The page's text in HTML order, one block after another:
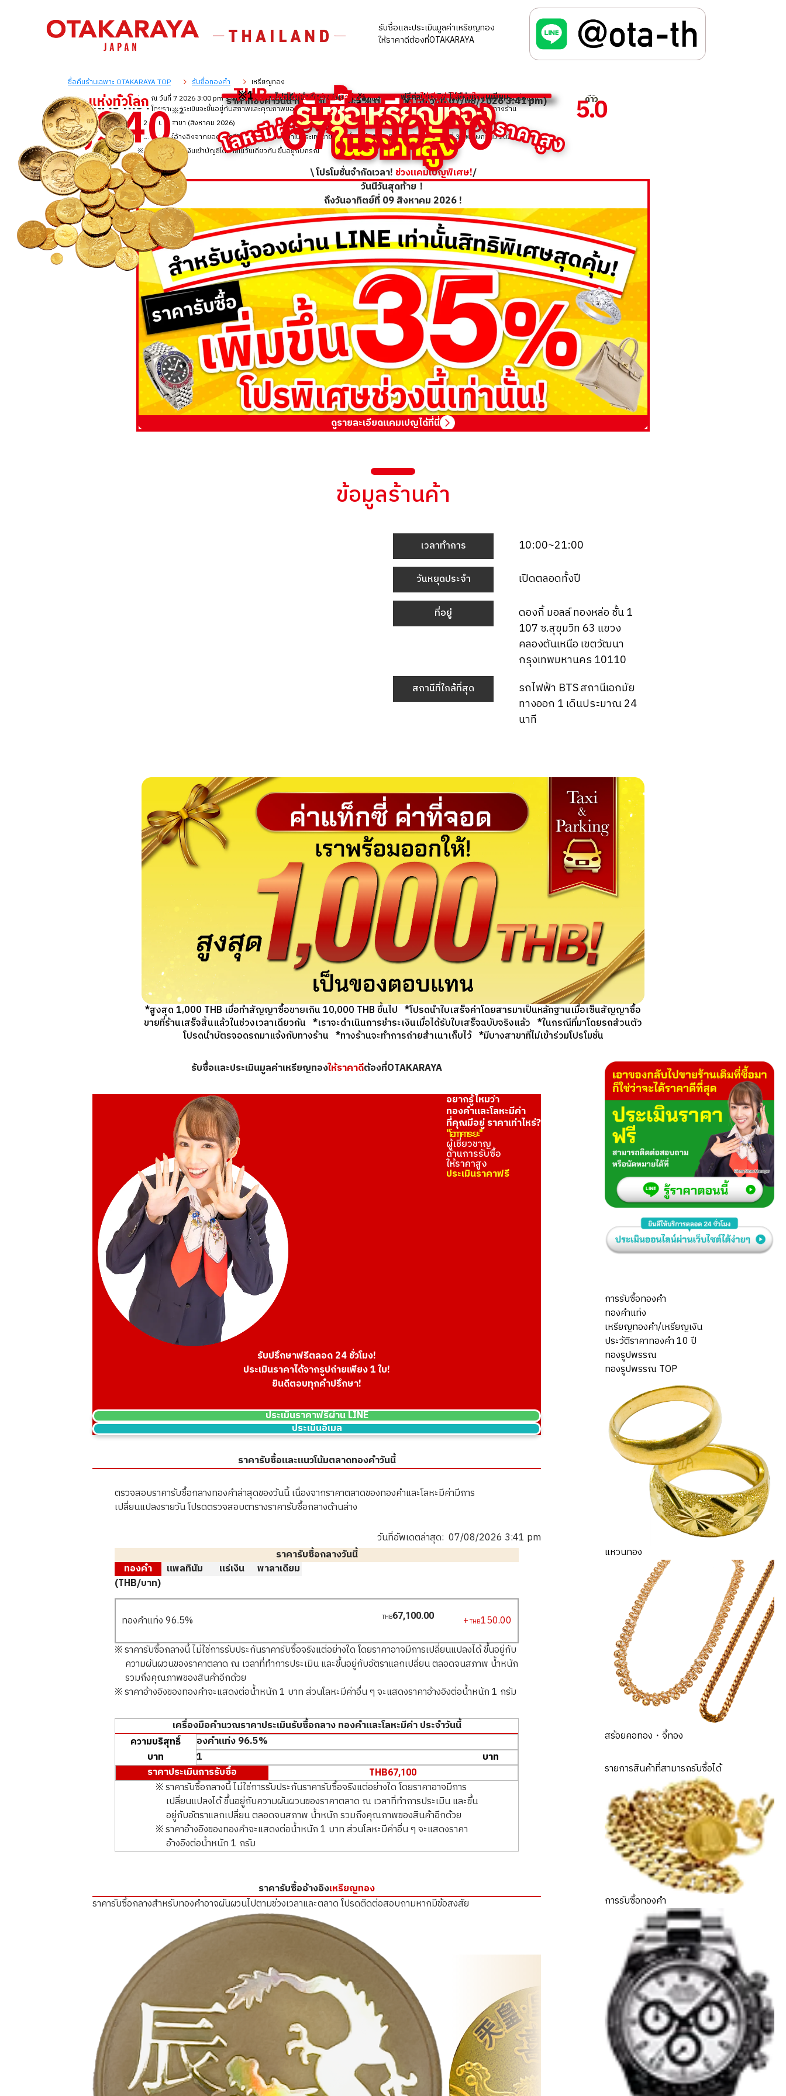
รับซื้อและประเมินมูลค่าเหรียญทอง
ให้ราคาดีต้องที่OTAKARAYA
ซื้อคืนร้านเฉพาะ OTAKARAYA TOP รับซื้อทองคำ เหรียญทอง
โลหะมีค่าจากร้านอื่น เราก็รับซื้อราคาสูง
รับซื้อเหรยญทอง
ในราคาสง
รับซื้อเหรยญทอง
ในราคาสง
ราคาทองคำวันนี้ ทองคำแท่ง 96.5% ต่อ 1 บาท(ณ วันที่ 07/08/2026 3:41 pm)
67,100.00
67,100.00
THB
※1
เทียบกับเมื่อวาน+THB150.00
มสาขากวา
มสาขากวา
1,940 ※2
※2
แหงทวโลก
แหงทวโลก รวว
รวว
ดาว
ดาว
5.0
ไม่มีขีดจำกัดวงเงิน
รับเงินสดได้ทันทีในวันเดียวกัน※4 ฟรีค่าประเมิน ไม่มีค่าธรรมเนียม
ไม่เสียค่าใช้จ่ายใดๆ
※1: ณ วันที่ 7 2026 3:00 pm ราคารับซื้อกลางนี้อ้างอิงข้อมูลจากสำนักงานใหญ่ในประเทศญี่ปุ่น ซึ่งอาจมีความแตกต่างจากราคารับซื้อจริง
โดยราคาประเมินจะขึ้นอยู่กับสภาพและคุณภาพของสินค้าเป็นสำคัญ สามารถสอบถามรายละเอียดเพิ่มเติมได้ที่ LINE ของทางร้าน
※2: จำนวนสาขา (สิงหาคม 2026)
※3: ผลลัพธ์อ้างอิงจากยอดการรีวิวของลูกค้าที่สาขาในประเทศไทยได้รับตั้งแต่วันที่ 16 มิถุนายน 2025 ถึงวันที่ 30 พฤษภาคม 2026
※4: สามารถโอนเงินเข้าบัญชีได้ภายในวันเดียวกัน ขึ้นอยู่กับกรณี
ช่วงแคมเปญพิเศษ!
\ โปรโมชั่นจำกัดเวลา! ช่วงแคมเปญพิเศษ!/
วันนี้วันสุดท้าย！
ถึงวันอาทิตย์ที่ 09 สิงหาคม 2026 !
ดูรายละเอียดแคมเปญได้ที่นี่
ข้อมูลร้านค้า
เวลาทำการ 10:00~21:00
วันหยุดประจำ เปิดตลอดทั้งปี
ที่อยู่
ดองกี้ มอลล์ ทองหล่อ ชั้น 1
107 ซ.สุขุมวิท 63 แขวง
คลองตันเหนือ เขตวัฒนา
กรุงเทพมหานคร 10110
สถานีที่ใกล้ที่สุด
รถไฟฟ้า BTS สถานีเอกมัย
ทางออก 1 เดินประมาณ 24
นาที
*สูงสุด 1,000 THB เมื่อทำสัญญาซื้อขายเกิน 10,000 THB ขึ้นไป *โปรดนำใบเสร็จค่าโดยสารมาเป็นหลักฐานเมื่อเซ็นสัญญาซื้อ
ขายที่ร้านเสร็จสิ้นแล้วในช่วงเวลาเดียวกัน *เราจะดำเนินการชำระเงินเมื่อได้รับใบเสร็จฉบับจริงแล้ว *ในกรณีที่มาโดยรถส่วนตัว
โปรดนำบัตรจอดรถมาแจ้งกับทางร้าน *ทางร้านจะทำการถ่ายสำเนาเก็บไว้ *มีบางสาขาที่ไม่เข้าร่วมโปรโมชั่น
รับซื้อและประเมินมูลค่าเหรียญทองให้ราคาดีต้องที่OTAKARAYA
อยากรู้ไหมว่า
ทองคำและโลหะมีค่า
ที่คุณมีอยู่ ราคาเท่าไหร่?
"โอทาคาระยะ"
ผู้เชี่ยวชาญ
ด้านการรับซื้อ
ให้ราคาสูง
ประเมินราคาฟรี
รับปรึกษาฟรีตลอด 24 ชั่วโมง!
ประเมินราคาได้จากรูปถ่ายเพียง 1 ใบ!
ยินดีตอบทุกคำปรึกษา!
ประเมินราคาฟรีผ่าน LINE
ประเมินอีเมล
ราคารับซื้อและแนวโน้มตลาดทองคำวันนี้
ตรวจสอบราคารับซื้อกลางทองคำล่าสุดของวันนี้ เนื่องจากราคาตลาดของทองคำและโลหะมีค่ามีการ
เปลี่ยนแปลงรายวัน โปรดตรวจสอบตารางราคารับซื้อกลางด้านล่าง
วันที่อัพเดตล่าสุด:07/08/2026 3:41 pm
ราคารับซื้อกลางวันนี้
ทองคำ
แพลทินัม แร่เงิน
พาลาเดียม
(THB/บาท)
ทองคำแท่ง 96.5% THB67,100.00 +THB150.00
※ ราคารับซื้อกลางนี้ ไม่ใช่การรับประกันราคารับซื้อจริงแต่อย่างใด โดยราคาอาจมีการเปลี่ยนแปลงได้ ขึ้นอยู่กับ
ความผันผวนของราคาตลาด ณ เวลาที่ทำการประเมิน และขึ้นอยู่กับอัตราแลกเปลี่ยน ตลอดจนสภาพ น้ำหนัก
รวมถึงคุณภาพของสินค้าอีกด้วย
※ ราคาอ้างอิงของทองคำจะแสดงต่อน้ำหนัก 1 บาท ส่วนโลหะมีค่าอื่น ๆ จะแสดงราคาอ้างอิงต่อน้ำหนัก 1 กรัม
เครื่องมือคำนวณราคาประเมินรับซื้อกลาง ทองคำและโลหะมีค่า ประจำวันนี้
ความบริสุทธิ์
บาท
บาท
ราคาประเมินการรับซื้อ
THB67,100
※ ราคารับซื้อกลางนี้ ไม่ใช่การรับประกันราคารับซื้อจริงแต่อย่างใด โดยราคาอาจมีการ
เปลี่ยนแปลงได้ ขึ้นอยู่กับความผันผวนของราคาตลาด ณ เวลาที่ทำการประเมิน และขึ้น
อยู่กับอัตราแลกเปลี่ยน ตลอดจนสภาพ น้ำหนัก รวมถึงคุณภาพของสินค้าอีกด้วย
※ ราคาอ้างอิงของทองคำจะแสดงต่อน้ำหนัก 1 บาท ส่วนโลหะมีค่าอื่น ๆ จะแสดงราคา
อ้างอิงต่อน้ำหนัก 1 กรัม
ราคารับซื้ออ้างอิงเหรียญทอง
ราคารับซื้อกลางสำหรับทองคำอาจผันผวนไปตามช่วงเวลาและตลาดโปรดติดต่อสอบถามหากมีข้อสงสัย
การรับซื้อทองคำ
ทองคำแท่ง
เหรียญทองคำ/เหรียญเงิน
ประวัติราคาทองคำ 10 ปี
ทองรูปพรรณ
ทองรูปพรรณ TOP
แหวนทอง
สร้อยคอทอง・จี้ทอง
รายการสินค้าที่สามารถรับซื้อได้
การรับซื้อทองคำ